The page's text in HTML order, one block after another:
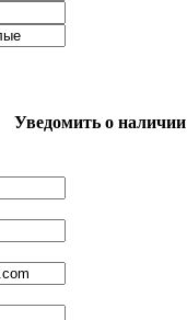
Уведомить о наличии